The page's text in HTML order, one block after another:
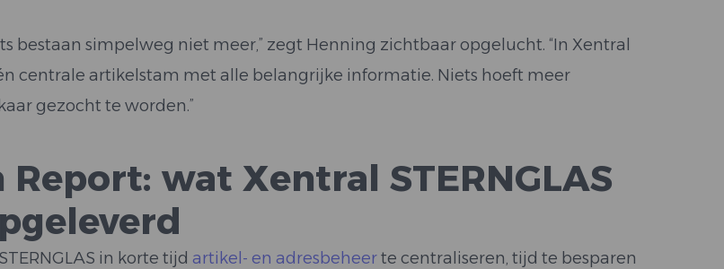
bestaan simpelweg niet meer,” zegt Henning zichtbaar opgelucht. “In Xentral
centrale artikelstam met alle belangrijke informatie. Niets hoeft meer
gezocht te worden.”
wat Xentral STERNGLAS
in korte tijd artikel- en adresbeheerte centraliseren, tijd te besparen